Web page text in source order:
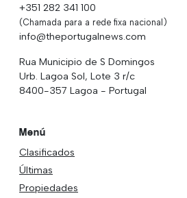
+351 282 341 100
(Chamada para a rede fixa nacional)
info@theportugalnews.com
Rua Municipio de S Domingos
Urb. Lagoa Sol, Lote 3 r/c
8400-357 Lagoa - Portugal
Menú
Clasificados
Últimas
Propiedades